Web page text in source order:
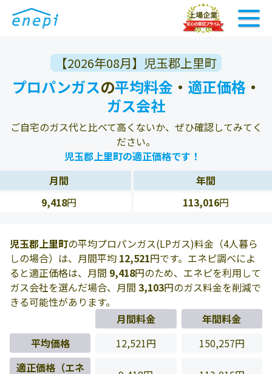
【2026年08月】児玉郡上里町
プロパンガスの平均料金 ・ 適正価格 ・
ガス会社
ご自宅のガス代と比べて高くないか、ぜひ確認してみてく
ださい。
児玉郡上里町の適正価格です！
月間
年間
9,418円 113,016円
児玉郡上里町の平均プロパンガス(LPガス)料金（4人暮ら
しの場合）は、月間平均 12,521円です。エネピ調べによ
ると適正価格は、月間 9,418円のため、エネピを利用して
ガス会社を選んだ場合、月間 3,103円のガス料金を削減で
きる可能性があります。
月間料金
年間料金
平均価格
12,521円
150,257円
適正価格（エネ